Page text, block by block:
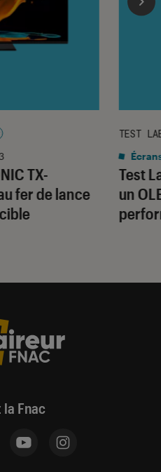
TX-
fer de lance
5
Test
un
TEST
la Fnac